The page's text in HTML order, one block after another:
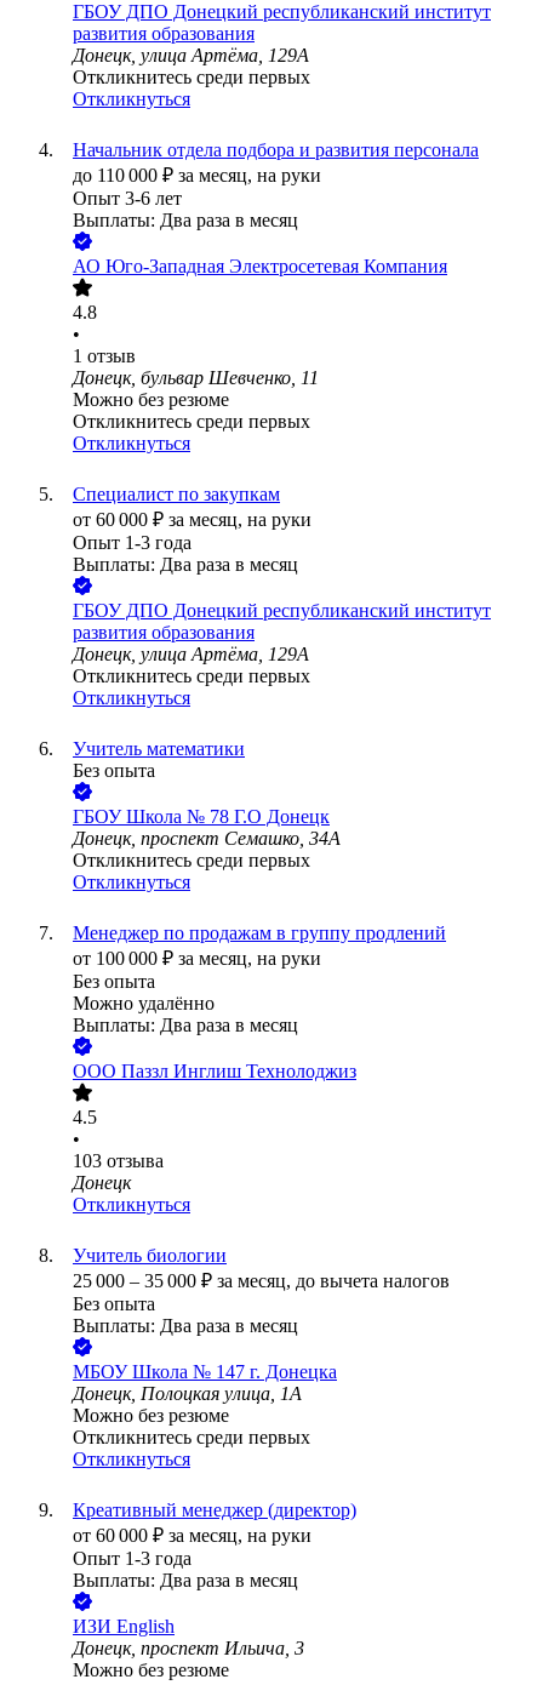
ГБОУ ДПО Донецкий республиканский институт
развития образования
Донецк, улица Артёма, 129А
Откликнитесь среди первых
Откликнуться
Начальник отдела подбора и развития персонала
до 110 000 ₽ за месяц, на руки
Опыт 3-6 лет
Выплаты: Два раза в месяц
АО Юго-Западная Электросетевая Компания
4.8
•
1 отзыв
Донецк, бульвар Шевченко, 11
Можно без резюме
Откликнитесь среди первых
Откликнуться
Специалист по закупкам
от 60 000 ₽ за месяц, на руки
Опыт 1-3 года
Выплаты: Два раза в месяц
ГБОУ ДПО Донецкий республиканский институт
развития образования
Донецк, улица Артёма, 129А
Откликнитесь среди первых
Откликнуться
Учитель математики
Без опыта
ГБОУ Школа № 78 Г.О Донецк
Донецк, проспект Семашко, 34А
Откликнитесь среди первых
Откликнуться
Менеджер по продажам в группу продлений
от 100 000 ₽ за месяц, на руки
Без опыта
Можно удалённо
Выплаты: Два раза в месяц
ООО Паззл Инглиш Технолоджиз
4.5
•
103 отзыва
Донецк
Откликнуться
Учитель биологии
25 000 – 35 000 ₽ за месяц, до вычета налогов
Без опыта
Выплаты: Два раза в месяц
МБОУ Школа № 147 г. Донецка
Донецк, Полоцкая улица, 1А
Можно без резюме
Откликнитесь среди первых
Откликнуться
Креативный менеджер (директор)
от 60 000 ₽ за месяц, на руки
Опыт 1-3 года
Выплаты: Два раза в месяц
ИЗИ English
Донецк, проспект Ильича, 3
Можно без резюме